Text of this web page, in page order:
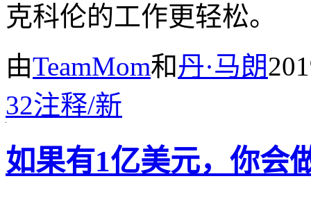
克科伦的工作更轻松。
由TeamMom和丹·马朗
32注释/新
如果有1亿美元，你会